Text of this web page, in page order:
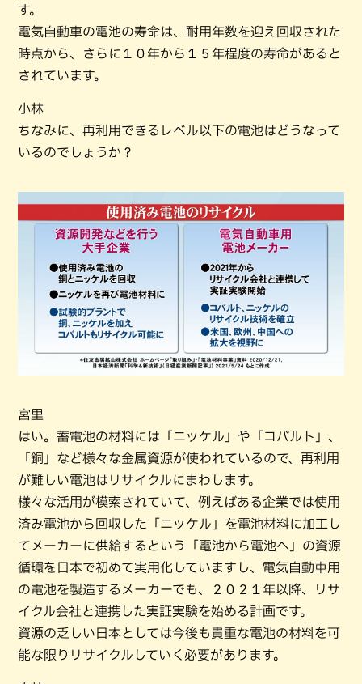
す。
電気自動車の電池の寿命は、耐用年数を迎え回収された
時点から、さらに１０年から１５年程度の寿命があると
されています。
小林
ちなみに、再利用できるレベル以下の電池はどうなって
いるのでしょうか？
宮里
はい。蓄電池の材料には「ニッケル」や「コバルト」、
「銅」など様々な金属資源が使われているので、再利用
が難しい電池はリサイクルにまわします。
様々な活用が模索されていて、例えばある企業では使用
済み電池から回収した「ニッケル」を電池材料に加工し
てメーカーに供給するという「電池から電池へ」の資源
循環を日本で初めて実用化していますし、電気自動車用
の電池を製造するメーカーでも、２０２１年以降、リサ
イクル会社と連携した実証実験を始める計画です。
資源の乏しい日本としては今後も貴重な電池の材料を可
能な限りリサイクルしていく必要があります。